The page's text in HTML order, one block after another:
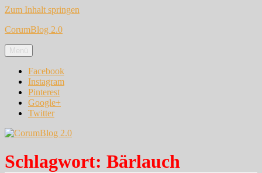
Zum Inhalt springen
CorumBlog 2.0
Menü
Facebook
Instagram
Pinterest
Google+
Twitter
Schlagwort: Bärlauch